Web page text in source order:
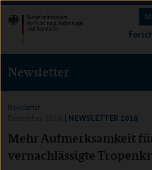
Direkt
zum
Inhalt
(Eingabetaste)
Direkt
zum
Hauptmenu
(Eingabetaste)
Direkt
zur
Suche
(Eingabetaste)
Newsletter
Newsletter
| NEWSLETTER 2018
Mehr Aufmerksamkeit
vernachlässigte